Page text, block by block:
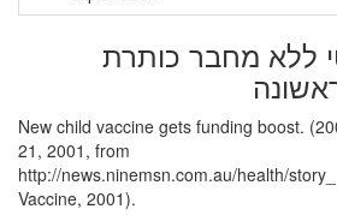
ללא מחבר כותרת
New child vaccine gets funding boost.
21, 2001, from
http://news.ninemsn.com.au/health/
Vaccine, 2001).